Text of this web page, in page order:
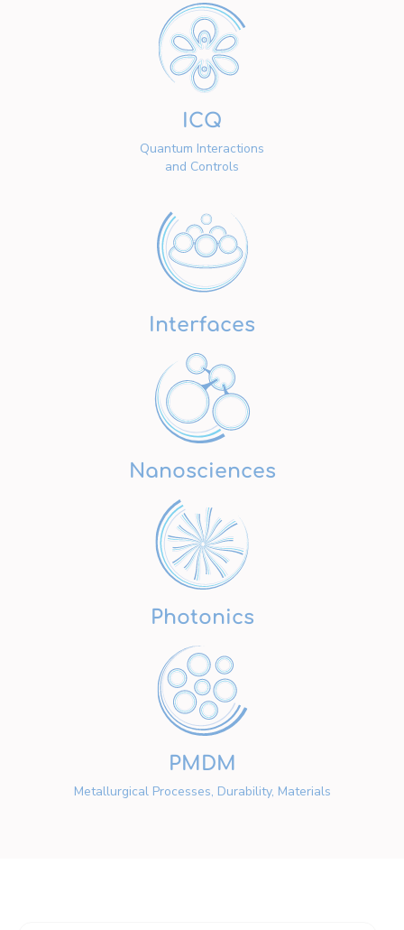
ICQ
Quantum Interactions
and Controls
Interfaces
Nanosciences
Photonics
PMDM
Metallurgical Processes, Durability, Materials